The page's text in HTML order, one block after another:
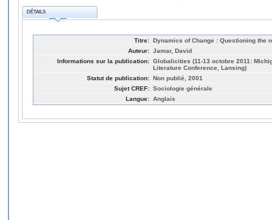
DÉTAILS
Titre: Dynamics of Change : Questioning the
Auteur: Jamar, David
Informations sur la publication: Globalicities (11-13 octobre 2011:
Literature Conference, Lansing)
Statut de publication: Non publié, 2001
Sujet CREF: Sociologie générale
Langue: Anglais